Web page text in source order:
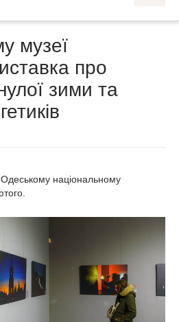
музеї
про
зими та
національному